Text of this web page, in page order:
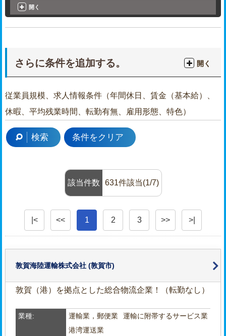
開く
さらに条件を追加する。 開く
従業員規模、求人情報条件（年間休日、賃金（基本給）、
休暇、平均残業時間、転勤有無、雇用形態、特色）
検索 条件をクリア
該当件数 631件該当(1/7)
|< << 1 2 3 >> >|
敦賀海陸運輸株式会社 (敦賀市)
敦賀（港）を拠点とした総合物流企業！（転勤なし）
業種: 運輸業，郵便業
運輸に附帯するサービス業
港湾運送業